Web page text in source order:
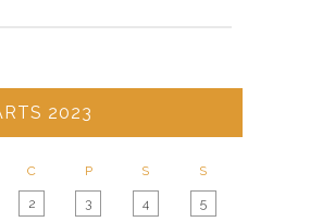
2023
C P S S
2 3 4 5